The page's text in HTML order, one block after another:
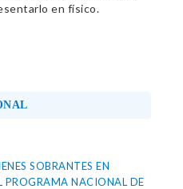
en físico.
SOBRANTES EN
PROGRAMA NACIONAL DE